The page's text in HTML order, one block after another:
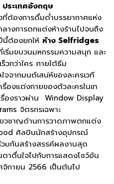
ระเทศอังกฤษ
ต้องการดื่มด่ำบรรยากาศแห่ง
างการตกแต่งห้างร้านไปจนถึง
ต้องยกให้ ห้าง Selfridges
มขบวนมหกรรมความสนุก และ
กว่าใคร ภายใต้ธีม
จจากมนต์เสน่ห์ของละครเวที
รื่องแต่งกายของตัวละครในเท
องราวผ่าน Window Display
จิตรกรเฉพาะ
วชาญด้านการวาดภาพตกแต่ง
ศิลปินนักสร้างอุปกรณ์
มกันสร้างสรรค์ผลงานสุด
าตื่นใจไปกับการแสดงโชว์อัน
กายน 2566 เป็นต้นไป